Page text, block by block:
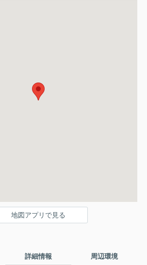
地図アプリで見る
詳細情報 周辺環境